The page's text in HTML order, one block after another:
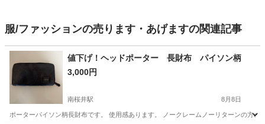
服/ファッションの売ります・あげますの関連記事
値下げ！ヘッドポーター 長財布 パイソン柄
3,000円
南桜井駅 8月8日
ポーターパイソン柄長財布です。 使用感あります。 ノークレームノーリターンの方の